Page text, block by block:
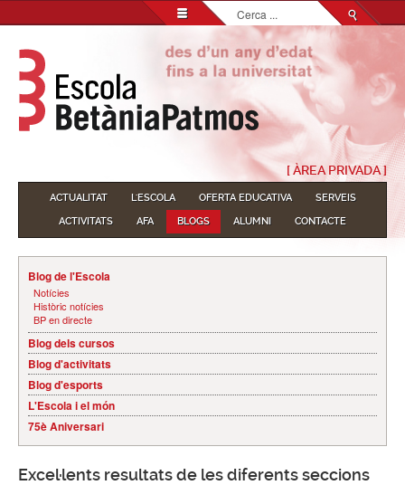
Cerca
...
[ ÀREA PRIVADA ]
ACTUALITAT L'ESCOLA OFERTA EDUCATIVA
SERVEIS
ACTIVITATS
AFA BLOGS ALUMNI CONTACTE
Blog de l'Escola
Notícies
Històric notícies
BP en directe
Blog dels cursos
Blog d'activitats
Blog d'esports
L'Escola i el món
75è Aniversari
Excel·lents resultats de les diferents seccions